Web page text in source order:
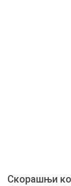
Скорашњи